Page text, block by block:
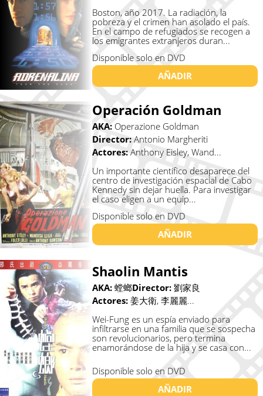
Boston, año 2017. La radiación, la
pobreza y el crimen han asolado el país.
En el campo de refugiados se recogen a
los emigrantes extranjeros duran...
Disponible solo en DVD
AÑADIR
Operación Goldman
AKA: Operazione Goldman
Director:Antonio Margheriti
Actores: Anthony Eisley, Wand...
Un importante científico desaparece del
centro de investigación espacial de Cabo
Kennedy sin dejar huella. Para investigar
el caso eligen a un equip...
Disponible solo en DVD
AÑADIR
Shaolin Mantis
AKA: 螳螂Director: 劉家良
Actores: 姜大衛, 李麗麗...
Wei-Fung es un espía enviado para
infiltrarse en una familia que se sospecha
son revolucionarios, pero termina
enamorándose de la hija y se casa con...
Disponible solo en DVD
AÑADIR